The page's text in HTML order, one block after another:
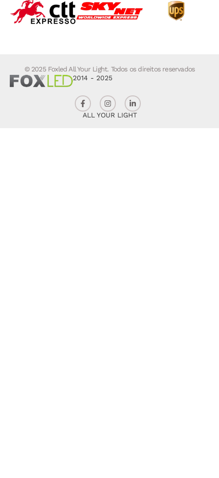
© 2025 Foxled All Your Light. Todos os direitos reservados
2014 - 2025
ALL YOUR LIGHT